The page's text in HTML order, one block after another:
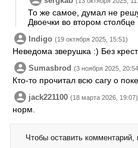
То же самое, думал не
Двоечки во втором
Indigo (19 октября 2025, 15:51)
Неведома зверушка :) Без
Sumasbrod (3 ноября 2025,
Кто-то прочитал всю сагу о
jack221100 (18 марта 2026, 19:07)
норм.
Чтобы оставить